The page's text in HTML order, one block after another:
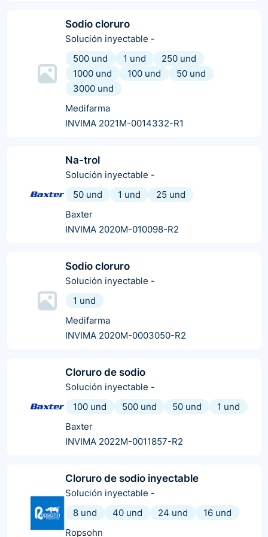
Sodio cloruro
Solución inyectable -
500 und
1 und
250 und
1000 und
100 und
50 und
3000 und
Medifarma
INVIMA 2021M-0014332-R1
Na-trol
Solución inyectable -
50 und
1 und
25 und
Baxter
INVIMA 2020M-010098-R2
Sodio cloruro
Solución inyectable -
1 und
Medifarma
INVIMA 2020M-0003050-R2
Cloruro de sodio
Solución inyectable -
100 und
500 und 50 und
1 und
Baxter
INVIMA 2022M-0011857-R2
Cloruro de sodio inyectable
Solución inyectable -
8 und
40 und 24 und
16 und
Ropsohn